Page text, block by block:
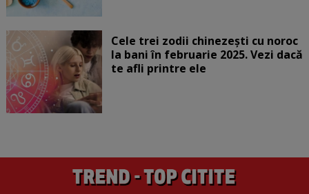
Cele trei zodii chinezești cu noroc
la bani în februarie 2025. Vezi dacă
te afli printre ele